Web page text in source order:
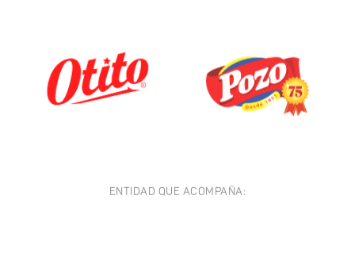
ENTIDAD QUE ACOMPAÑA: